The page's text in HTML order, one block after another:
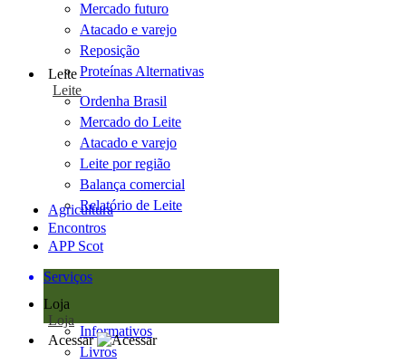
Mercado futuro
Atacado e varejo
Reposição
Proteínas Alternativas
Leite
Leite
Ordenha Brasil
Mercado do Leite
Atacado e varejo
Leite por região
Balança comercial
Relatório de Leite
Agricultura
Encontros
APP Scot
Serviços
Loja
Loja
Informativos
Livros
Acessar